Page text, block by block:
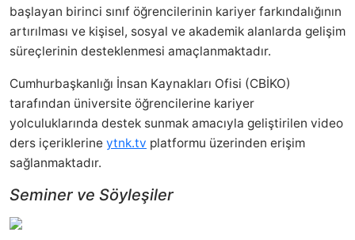
başlayan birinci sınıf öğrencilerinin kariyer farkındalığının
artırılması ve kişisel, sosyal ve akademik alanlarda gelişim
süreçlerinin desteklenmesi amaçlanmaktadır.
Cumhurbaşkanlığı İnsan Kaynakları Ofisi (CBİKO)
tarafından üniversite öğrencilerine kariyer
yolculuklarında destek sunmak amacıyla geliştirilen video
ders içeriklerine ytnk.tv platformu üzerinden erişim
sağlanmaktadır.
Seminer ve Söyleşiler